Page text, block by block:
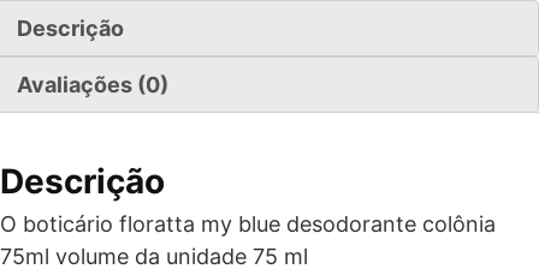
Descrição
Avaliações (0)
Descrição
O boticário floratta my blue desodorante colônia
75ml volume da unidade 75 ml